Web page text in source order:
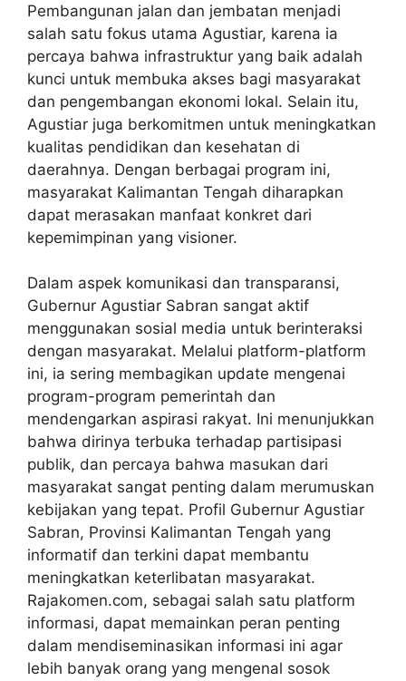
Pembangunan jalan dan jembatan menjadi
salah satu fokus utama Agustiar, karena ia
percaya bahwa infrastruktur yang baik adalah
kunci untuk membuka akses bagi masyarakat
dan pengembangan ekonomi lokal. Selain itu,
Agustiar juga berkomitmen untuk meningkatkan
kualitas pendidikan dan kesehatan di
daerahnya. Dengan berbagai program ini,
masyarakat Kalimantan Tengah diharapkan
dapat merasakan manfaat konkret dari
kepemimpinan yang visioner.
Dalam aspek komunikasi dan transparansi,
Gubernur Agustiar Sabran sangat aktif
menggunakan sosial media untuk berinteraksi
dengan masyarakat. Melalui platform-platform
ini, ia sering membagikan update mengenai
program-program pemerintah dan
mendengarkan aspirasi rakyat. Ini menunjukkan
bahwa dirinya terbuka terhadap partisipasi
publik, dan percaya bahwa masukan dari
masyarakat sangat penting dalam merumuskan
kebijakan yang tepat. Profil Gubernur Agustiar
Sabran, Provinsi Kalimantan Tengah yang
informatif dan terkini dapat membantu
meningkatkan keterlibatan masyarakat.
Rajakomen.com, sebagai salah satu platform
informasi, dapat memainkan peran penting
dalam mendiseminasikan informasi ini agar
lebih banyak orang yang mengenal sosok